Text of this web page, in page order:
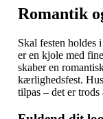
Romantik
Skal festen holdes
er en kjole med
skaber en
kærlighedsfest.
tilpas – det er